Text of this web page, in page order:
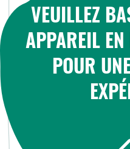
VEUILLEZ
APPAREIL EN
POUR